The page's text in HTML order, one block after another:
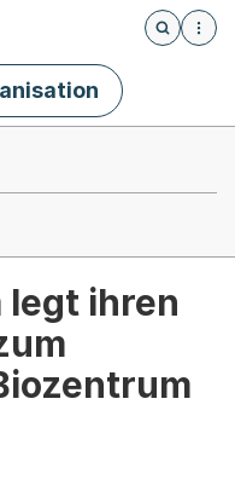
Öffnet
legt ihren